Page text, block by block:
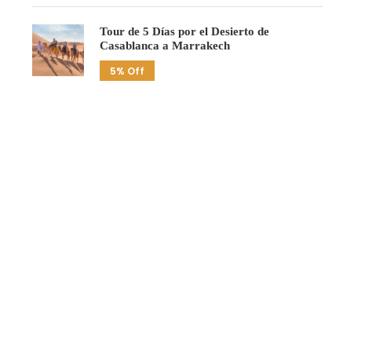
Tour de 5 Días por el Desierto de
Casablanca a Marrakech
5% Off